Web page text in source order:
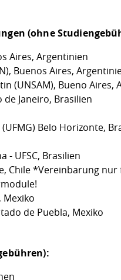
(ohne
Aires, Argentinien
Buenos Aires,
(UNSAM), Bueno Aires,
Janeiro, Brasilien
Belo Horizonte,
- UFSC, Brasilien
Chile*Vereinbarung nur
de Puebla, Mexiko